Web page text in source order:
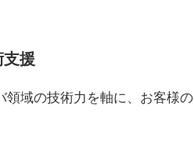
援
域の技術力を軸に、お客様